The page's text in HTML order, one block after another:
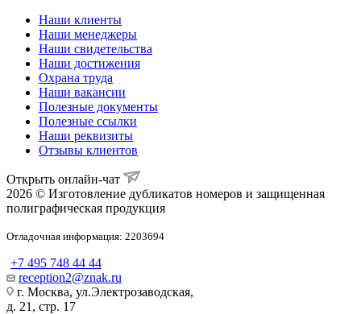
Наши клиенты
Наши менеджеры
Наши свидетельства
Наши достижения
Охрана труда
Наши вакансии
Полезные документы
Полезные ссылки
Наши реквизиты
Отзывы клиентов
Открыть онлайн-чат
2026 © Изготовление дубликатов номеров и защищенная
полиграфическая продукция
Отладочная информация: 2203694
+7 495 748 44 44
reception2@znak.ru
г. Москва, ул.Электрозаводская,
д. 21, стр. 17